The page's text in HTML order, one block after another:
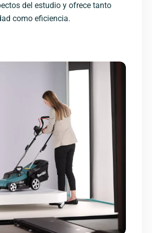
del estudio y ofrece tanto
como eficiencia.